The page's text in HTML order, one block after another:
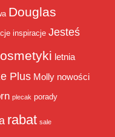
Douglas
inspiracje Jesteś
letnia
Plus Molly nowości
plecak porady
rabat sale